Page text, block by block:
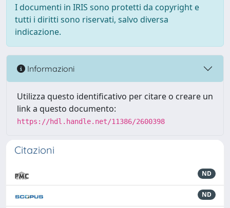
I documenti in IRIS sono protetti da copyright e
tutti i diritti sono riservati, salvo diversa
indicazione.
Informazioni
Utilizza questo identificativo per citare o creare un
link a questo documento:
https://hdl.handle.net/11386/2600398
Citazioni
ND
ND